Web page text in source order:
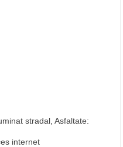
stradal, Asfaltate:
internet